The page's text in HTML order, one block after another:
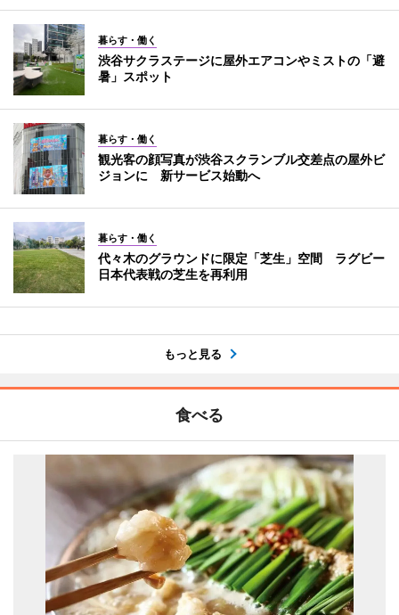
暮らす・働く
渋谷サクラステージに屋外エアコンやミストの「避
暑」スポット
暮らす・働く
観光客の顔写真が渋谷スクランブル交差点の屋外ビ
ジョンに 新サービス始動へ
暮らす・働く
代々木のグラウンドに限定「芝生」空間 ラグビー
日本代表戦の芝生を再利用
もっと見る
食べる